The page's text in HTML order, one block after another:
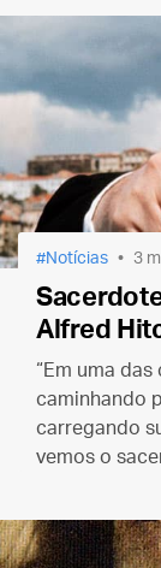
Notícias 3
Alfred
“Em uma
caminhando
carregando
vemos o